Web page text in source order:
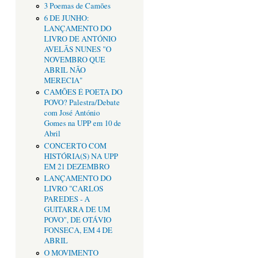
3 Poemas de Camões
6 DE JUNHO:
LANÇAMENTO DO
LIVRO DE ANTÓNIO
AVELÃS NUNES "O
NOVEMBRO QUE
ABRIL NÃO
MERECIA"
CAMÕES É POETA DO
POVO? Palestra/Debate
com José António
Gomes na UPP em 10 de
Abril
CONCERTO COM
HISTÓRIA(S) NA UPP
EM 21 DEZEMBRO
LANÇAMENTO DO
LIVRO "CARLOS
PAREDES - A
GUITARRA DE UM
POVO", DE OTÁVIO
FONSECA, EM 4 DE
ABRIL
O MOVIMENTO